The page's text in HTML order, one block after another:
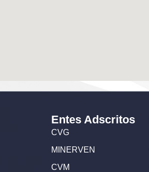
Entes Adscritos
CVG
MINERVEN
CVM